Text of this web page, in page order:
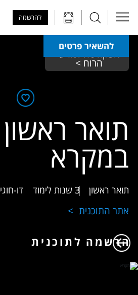
להרשמה
להשאיר פרטים
הפקולטה למדעי
הרוח >
תואר ראשון
במקרא
תואר ראשון 3 שנות לימוד דו-חוגי
אתר התוכנית
הרשמה לתוכנית